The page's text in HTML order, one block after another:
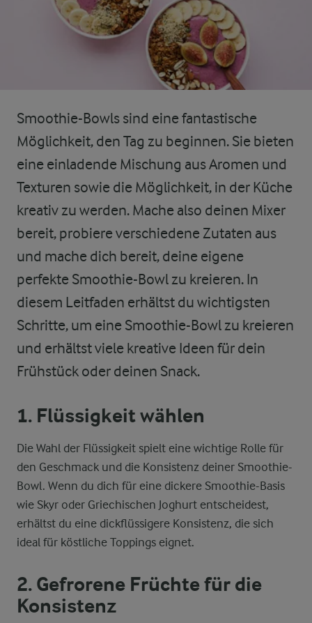
Smoothie-Bowls sind eine fantastische
Möglichkeit, den Tag zu beginnen. Sie bieten
eine einladende Mischung aus Aromen und
Texturen sowie die Möglichkeit, in der Küche
kreativ zu werden. Mache also deinen Mixer
bereit, probiere verschiedene Zutaten aus
und mache dich bereit, deine eigene
perfekte Smoothie-Bowl zu kreieren. In
diesem Leitfaden erhältst du wichtigsten
Schritte, um eine Smoothie-Bowl zu kreieren
und erhältst viele kreative Ideen für dein
Frühstück oder deinen Snack.
1. Flüssigkeit wählen
Die Wahl der Flüssigkeit spielt eine wichtige Rolle für
den Geschmack und die Konsistenz deiner Smoothie-
Bowl. Wenn du dich für eine dickere Smoothie-Basis
wie Skyr oder Griechischen Joghurt entscheidest,
erhältst du eine dickflüssigere Konsistenz, die sich
ideal für köstliche Toppings eignet.
2. Gefrorene Früchte für die
Konsistenz